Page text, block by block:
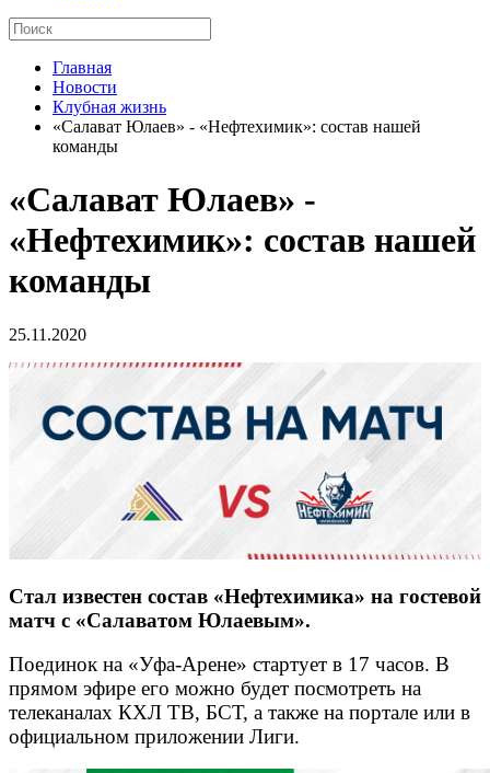
Главная
Новости
Клубная жизнь
«Салават Юлаев» - «Нефтехимик»: состав нашей
команды
«Салават Юлаев» -
«Нефтехимик»: состав нашей
команды
25.11.2020
Стал известен состав «Нефтехимика» на гостевой
матч с «Салаватом Юлаевым».
Поединок на «Уфа-Арене» стартует в 17 часов. В
прямом эфире его можно будет посмотреть на
телеканалах КХЛ ТВ, БСТ, а также на портале или в
официальном приложении Лиги.